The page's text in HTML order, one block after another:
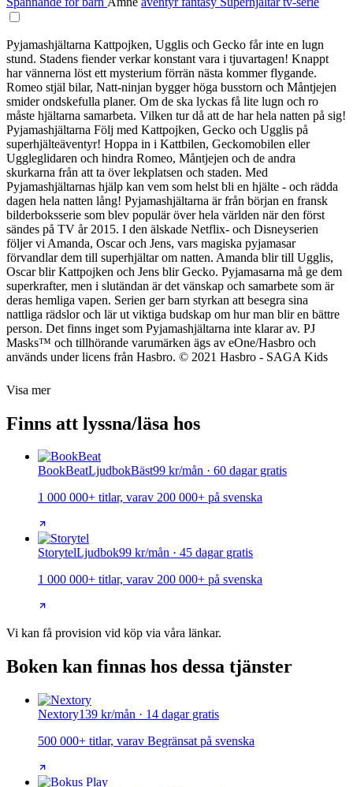
Pyjamashjältarna Kattpojken, Ugglis och Gecko får inte en lugn
stund. Stadens fiender verkar konstant vara i tjuvartagen! Knappt
har vännerna löst ett mysterium förrän nästa kommer flygande.
Romeo stjäl bilar, Natt-ninjan bygger höga busstorn och Måntjejen
smider ondskefulla planer. Om de ska lyckas få lite lugn och ro
måste hjältarna samarbeta. Vilken tur då att de har hela natten på sig!
Pyjamashjältarna Följ med Kattpojken, Gecko och Ugglis på
superhjälteäventyr! Hoppa in i Kattbilen, Geckomobilen eller
Uggleglidaren och hindra Romeo, Måntjejen och de andra
skurkarna från att ta över lekplatsen och staden. Med
Pyjamashjältarnas hjälp kan vem som helst bli en hjälte - och rädda
dagen hela natten lång! Pyjamashjältarna är från början en fransk
bilderboksserie som blev populär över hela världen när den först
sändes på TV år 2015. I den älskade Netflix- och Disneyserien
följer vi Amanda, Oscar och Jens, vars magiska pyjamasar
förvandlar dem till superhjältar om natten. Amanda blir till Ugglis,
Oscar blir Kattpojken och Jens blir Gecko. Pyjamasarna må ge dem
superkrafter, men i slutändan är det vänskap och samarbete som är
deras hemliga vapen. Serien ger barn styrkan att besegra sina
nattliga rädslor och lär ut viktiga budskap om hur man blir en bättre
person. Det finns inget som Pyjamashjältarna inte klarar av. PJ
Masks™ och tillhörande varumärken ägs av eOne/Hasbro och
används under licens från Hasbro. © 2021 Hasbro - SAGA Kids
Visa mer
Finns att lyssna/läsa hos
BookBeatLjudbokBäst99 kr/mån · 60 dagar gratis
1 000 000+ titlar, varav 200 000+ på svenska
StorytelLjudbok99 kr/mån · 45 dagar gratis
1 000 000+ titlar, varav 200 000+ på svenska
Vi kan få provision vid köp via våra länkar.
Boken kan finnas hos dessa tjänster
Nextory139 kr/mån · 14 dagar gratis
500 000+ titlar, varav Begränsat på svenska